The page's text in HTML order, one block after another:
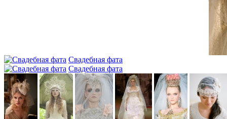
Свадебная фата
Свадебная фата